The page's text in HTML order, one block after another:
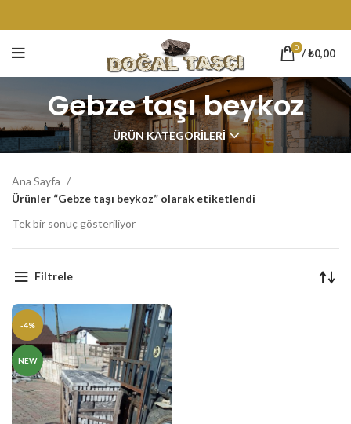
0 /₺0,00
Gebze taşı beykoz
ÜRÜN KATEGORILERI
Ana Sayfa
Ürünler “Gebze taşı beykoz” olarak etiketlendi
Tek bir sonuç gösteriliyor
Filtrele
-4%
NEW